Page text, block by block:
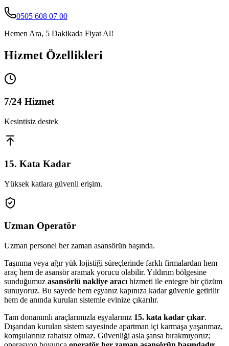
0505 608 07 00
Hemen Ara, 5 Dakikada Fiyat Al!
Hizmet Özellikleri
7/24 Hizmet
Kesintisiz destek
15. Kata Kadar
Yüksek katlara güvenli erişim.
Uzman Operatör
Uzman personel her zaman asansörün başında.
Taşınma veya ağır yük lojistiği süreçlerinde farklı firmalardan hem
araç hem de asansör aramak yorucu olabilir. Yıldırım bölgesine
sunduğumuz asansörlü nakliye aracı hizmeti ile entegre bir çözüm
sunuyoruz. Bu sayede hem eşyanız kapınıza kadar güvenle getirilir
hem de anında kurulan sistemle evinize çıkarılır.
Tam donanımlı araçlarımızla eşyalarınız 15. kata kadar çıkar.
Dışarıdan kurulan sistem sayesinde apartman içi karmaşa yaşanmaz,
komşularınız rahatsız olmaz. Güvenliği asla şansa bırakmıyoruz;